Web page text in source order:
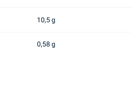
10,5 g
0,58 g